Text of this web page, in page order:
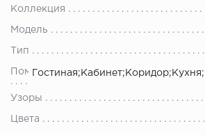
Коллекция
Модель
Тип
Помещения
Узоры
Цвета